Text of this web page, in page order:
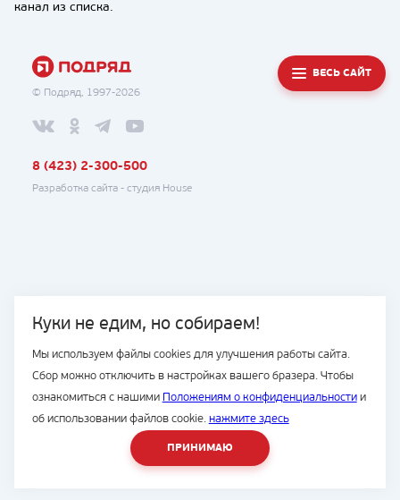
Куки не едим, но собираем!
Мы используем файлы cookies для улучшения работы сайта.
Сбор можно отключить в настройках вашего бразера. Чтобы
ознакомиться с нашими Положениям о конфиденциальностии
об использовании файлов cookie. нажмите здесь
ПРИНИМАЮ
канал из списка.
© Подряд, 1997-2026
ВЕСЬ САЙТ
8 (423) 2-300-500
Разработка сайта - студия House